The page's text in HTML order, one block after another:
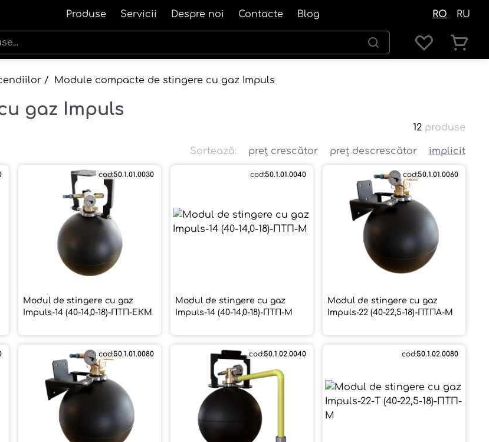
Produse Servicii Despre noi Contacte Blog RO RU
/ Module compacte de stingere cu gaz Impuls
gaz Impuls
12 produse
Sortează: preț crescător preț descrescător implicit
cod:50.1.01.0030
Modul de stingere cu gaz
Impuls-14 (40-14,0-18)-ПТП-ЕКМ
cod:50.1.01.0040
Modul de stingere cu gaz
Impuls-14 (40-14,0-18)-ПТП-М
cod:50.1.01.0060
Modul de stingere cu gaz
Impuls-22 (40-22,5-18)-ПТПА-М
cod:50.1.01.0080 cod:50.1.02.0040 cod:50.1.02.0080